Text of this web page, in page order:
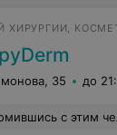
ХИРУРГИИ,
35 до
я понял что это профессионал своего дела! Низкий поклон